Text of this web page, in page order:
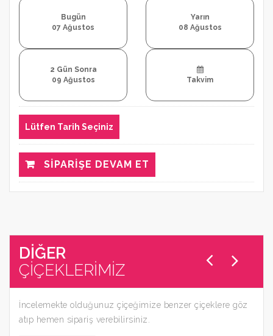
Bugün
07 Ağustos
Yarın
08 Ağustos
2 Gün Sonra
09 Ağustos
Takvim
Lütfen Tarih Seçiniz
SIPARIŞE DEVAM ET
DİĞER
ÇİÇEKLERİMİZ
İncelemekte olduğunuz çiçeğimize benzer çiçeklere göz
atıp hemen sipariş verebilirsiniz.